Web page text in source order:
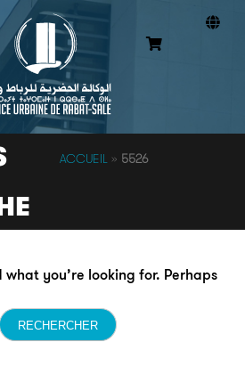
ACCUEIL » 5526
what you’re looking for. Perhaps